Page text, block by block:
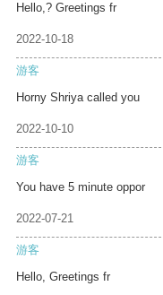
Hello,? Greetings fr
2022-10-18
游客
Horny Shriya called you
2022-10-10
游客
You have 5 minute oppor
2022-07-21
游客
Hello, Greetings fr